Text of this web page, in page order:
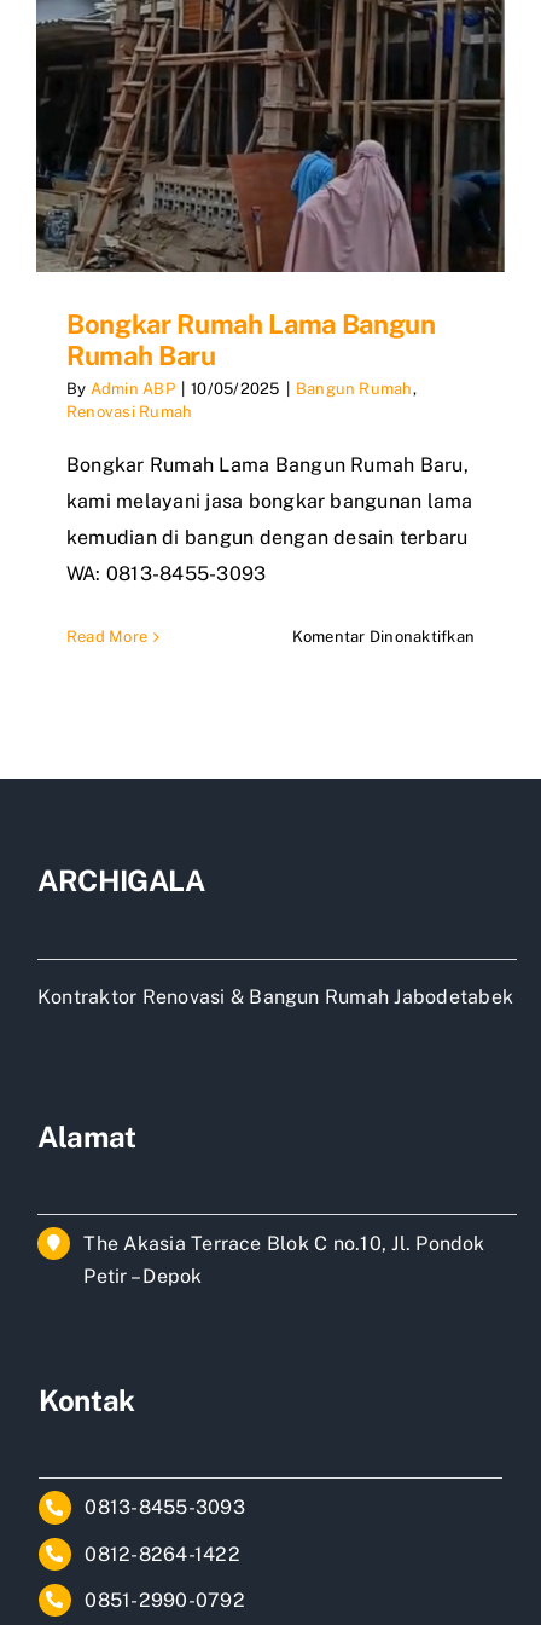
Bongkar Rumah Lama Bangun
Rumah Baru
By Admin ABP 10/05/2025 Bangun Rumah,
Renovasi Rumah
Bongkar Rumah Lama Bangun Rumah Baru,
kami melayani jasa bongkar bangunan lama
kemudian di bangun dengan desain terbaru
WA: 0813-8455-3093
Read More Komentar Dinonaktifkan
Rumah
ARCHIGALA
Kontraktor Renovasi & Bangun Rumah Jabodetabek
Alamat
The Akasia Terrace Blok C no.10, Jl. Pondok
Petir – Depok
Kontak
0813-8455-3093
0812-8264-1422
0851-2990-0792